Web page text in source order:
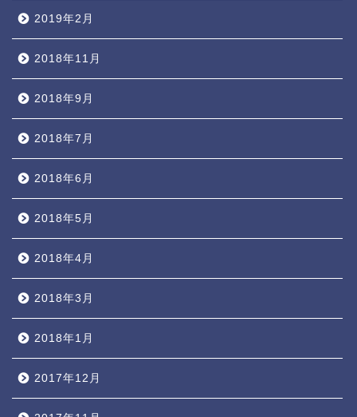
2019年2月
2018年11月
2018年9月
2018年7月
2018年6月
2018年5月
2018年4月
2018年3月
2018年1月
2017年12月